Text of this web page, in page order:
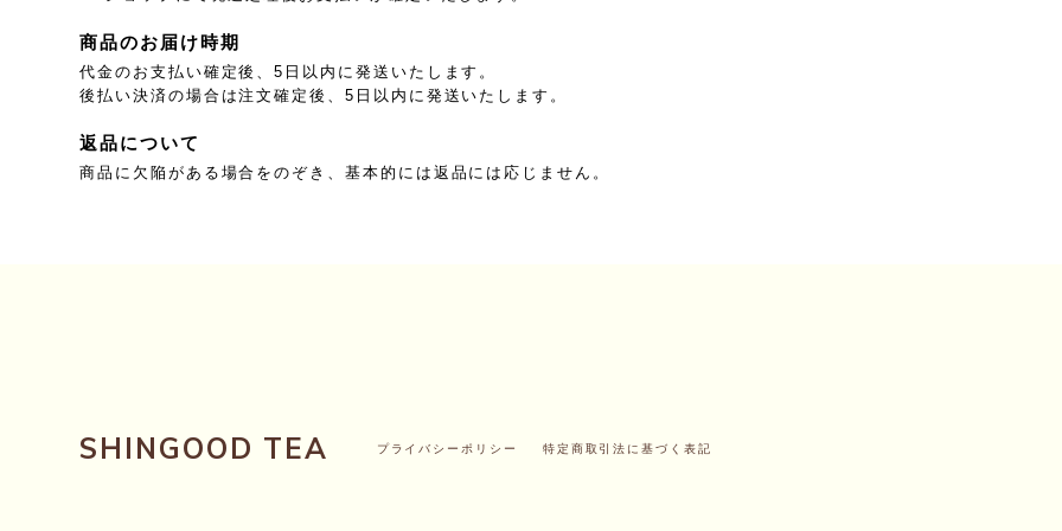
商品のお届け時期
代金のお支払い確定後、5日以内に発送いたします。
後払い決済の場合は注文確定後、5日以内に発送いたします。
返品について
商品に欠陥がある場合をのぞき、基本的には返品には応じません。
SHINGOOD TEA プライバシーポリシー 特定商取引法に基づく表記